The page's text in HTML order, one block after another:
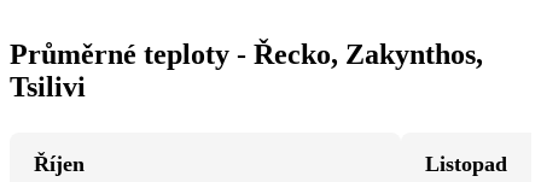
Průměrné teploty - Řecko, Zakynthos,
Tsilivi
Říjen
Listopad